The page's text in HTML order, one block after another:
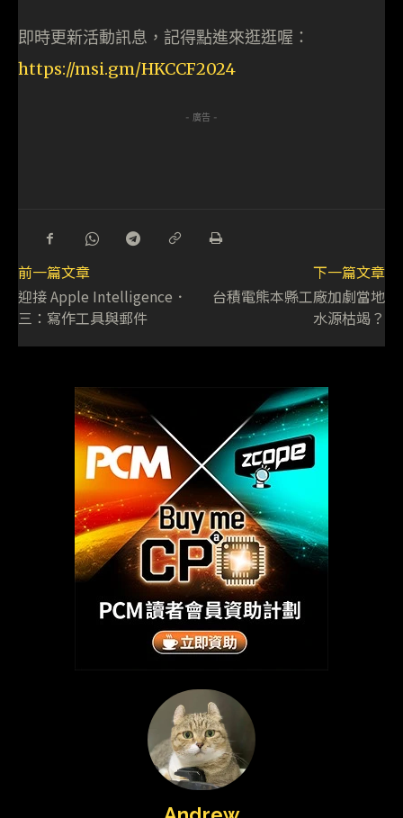
即時更新活動訊息，記得點進來逛逛喔：
https://msi.gm/HKCCF2024
- 廣告 -
前一篇文章
迎接 Apple Intelligence．
三：寫作工具與郵件
下一篇文章
台積電熊本縣工廠加劇當地
水源枯竭？